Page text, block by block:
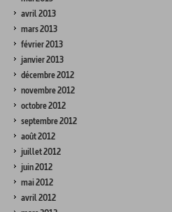
avril 2013
mars 2013
février 2013
janvier 2013
décembre 2012
novembre 2012
octobre 2012
septembre 2012
août 2012
juillet 2012
juin 2012
mai 2012
avril 2012